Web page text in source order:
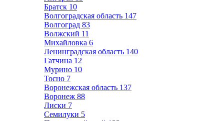
Братск 10
Волгоградская область 147
Волгоград 83
Волжский 11
Михайловка 6
Ленинградская область 140
Гатчина 12
Мурино 10
Тосно 7
Воронежская область 137
Воронеж 88
Лиски 7
Семилуки 5